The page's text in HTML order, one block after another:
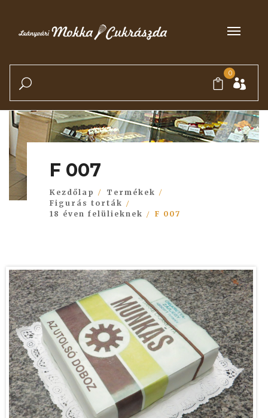
0
F 007
Kezdőlap
Termékek
Figurás torták
18 éven felülieknek
F 007